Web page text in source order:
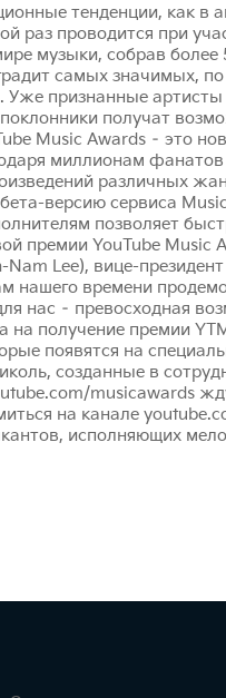
тенденции, как
раз проводится при
музыки, собрав
самых значимых,
Уже признанные
получат
Music Awards – это
миллионам
различных
версию сервиса
позволяет
премии YouTube
Lee), вице-
времени
нас – превосходная
на получение премии
появятся на
созданные в
musicawards
на канале
исполняющих